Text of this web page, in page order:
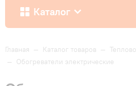
Каталог
Как купить
Главная — Каталог товаров —
— Обогреватели электрические